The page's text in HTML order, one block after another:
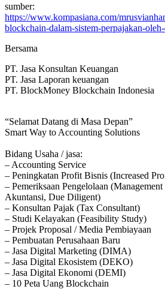
sumber:
https://www.kompasiana.com/
blockchain-dalam-sistem-perpajakan-
Bersama
PT. Jasa Konsultan Keuangan
PT. Jasa Laporan keuangan
PT. BlockMoney Blockchain Indonesia
“Selamat Datang di Masa Depan”
Smart Way to Accounting Solutions
Bidang Usaha / jasa:
– Accounting Service
– Peningkatan Profit Bisnis (Increased
– Pemeriksaan Pengelolaan
Akuntansi, Due Diligent)
– Konsultan Pajak (Tax Consultant)
– Studi Kelayakan (Feasibility Study)
– Projek Proposal / Media Pembiayaan
– Pembuatan Perusahaan Baru
– Jasa Digital Marketing (DIMA)
– Jasa Digital Ekosistem (DEKO)
– Jasa Digital Ekonomi (DEMI)
– 10 Peta Uang Blockchain